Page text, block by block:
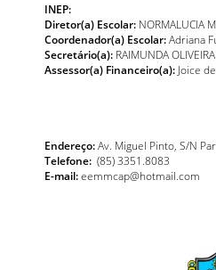
INEP:
Diretor(a) Escolar: NORMALUCIA
Coordenador(a) Escolar:Adriana
Secretário(a): RAIMUNDA
Assessor(a) Financeiro(a): Joice
Endereço:Av. Miguel Pinto, S/N
Telefone: (85) 3351.8083
E-mail:eemmcap@hotmail.com